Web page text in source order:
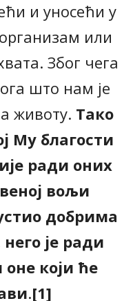
и уносећи у
или
Због чега
што нам је
животу. Тако
Му благости
ради оних
вољи
добрима
је ради
који ће
.[1]